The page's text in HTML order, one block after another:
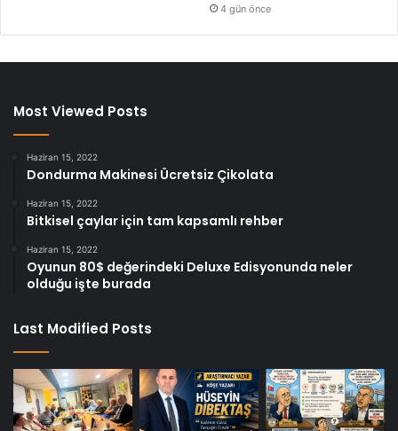
4 gün önce
Most Viewed Posts
Haziran 15, 2022
Dondurma Makinesi Ücretsiz Çikolata
Haziran 15, 2022
Bitkisel çaylar için tam kapsamlı rehber
Haziran 15, 2022
Oyunun 80$ değerindeki Deluxe Edisyonunda neler
olduğu işte burada
Last Modified Posts